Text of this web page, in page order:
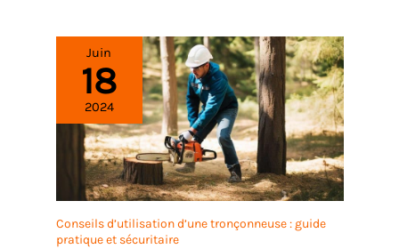
Juin
18
2024
Conseils d’utilisation d’une tronçonneuse : guide
pratique et sécuritaire